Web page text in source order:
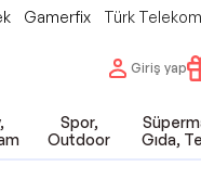
Gamerfix Türk
Giriş yap
Spor,
Outdoor
Gıda,